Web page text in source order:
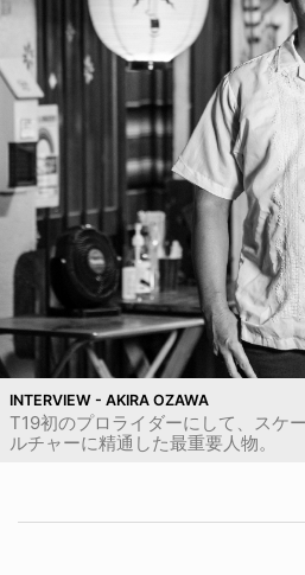
INTERVIEW - AKIRA OZAWA
T19初のプロライダーにして、スケ
ルチャーに精通した最重要人物。